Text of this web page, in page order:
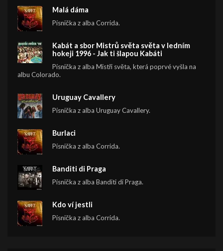
Malá dáma
Písnička z alba Corrida.
Kabát a sbor Mistrů světa světa v ledním
hokeji 1996 - Jak ti šlapou Kabáti
Písnička z alba Mistři světa, která poprvé vyšla na
albu Colorado.
Uruguay Cavallery
Písnička z alba Uruguay Cavallery.
Burlaci
Písnička z alba Corrida.
Banditi di Praga
Písnička z alba Banditi di Praga.
Kdo ví jestli
Písnička z alba Corrida.